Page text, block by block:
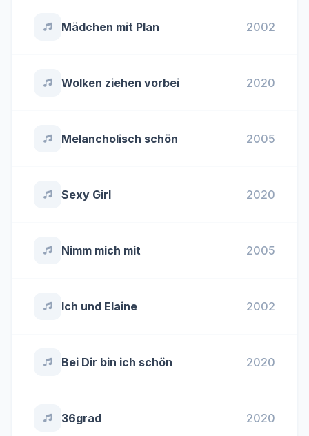
Mädchen mit Plan 2002
Wolken ziehen vorbei 2020
Melancholisch schön 2005
Sexy Girl 2020
Nimm mich mit 2005
Ich und Elaine 2002
Bei Dir bin ich schön 2020
36grad 2020